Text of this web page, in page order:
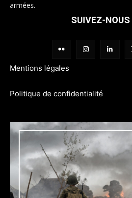
armées.
SUIVEZ-NOUS
Mentions légales
Politique de confidentialité